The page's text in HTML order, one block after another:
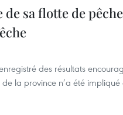
sa flotte de
des résultats
la province n’a été impliqué